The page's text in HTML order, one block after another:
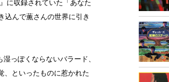
に収録されていた「あなた
込んで薫さんの世界に引き
っぽくならないバラード、
、といったものに惹かれた